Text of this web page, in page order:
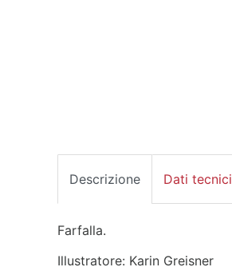
Descrizione Dati tecnici
Farfalla.
Illustratore: Karin Greisner